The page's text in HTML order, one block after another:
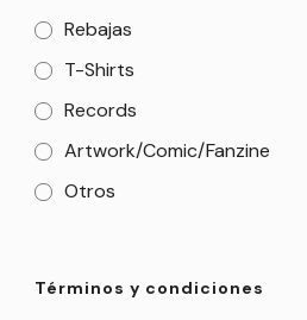
Rebajas
T-Shirts
Records
Artwork/Comic/Fanzine
Otros
Términos y condiciones